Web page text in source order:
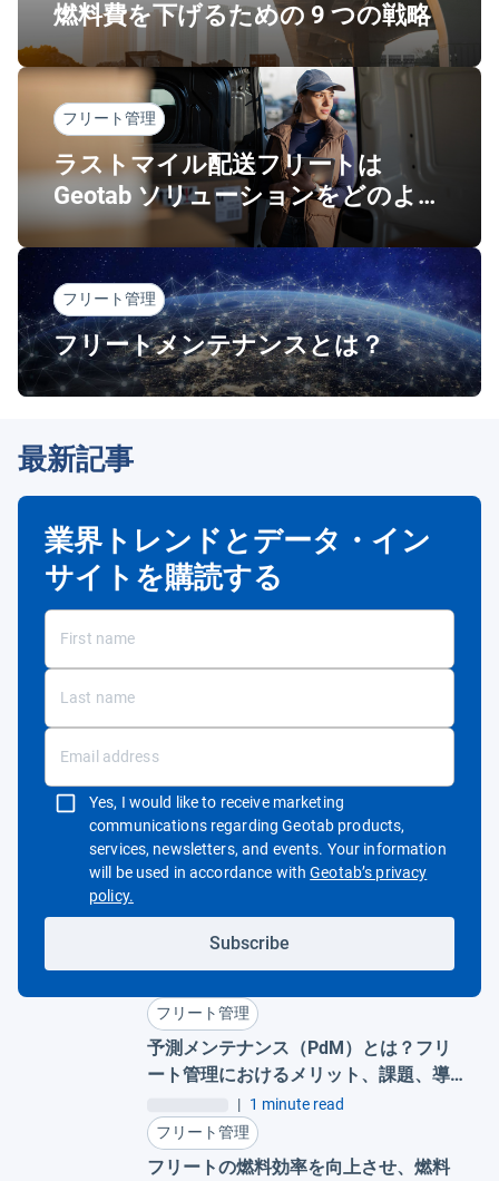
燃料費を下げるための 9 つの戦略
フリート管理
ラストマイル配送フリートは
Geotab ソリューションをどのよう
にカスタマイズしているのか
フリート管理
フリートメンテナンスとは？
最新記事
フリート管理
予測メンテナンス（PdM）とは？フリ
ート管理におけるメリット、課題、導
| 1 minute read
フリート管理
フリートの燃料効率を向上させ、燃料
業界トレンドとデータ・イン
サイトを購読する
Yes, I would like to receive marketing
communications regarding Geotab products,
services, newsletters, and events. Your information
will be used in accordance withGeotab’s privacy
policy.新しいウィンドウで開く
Subscribe